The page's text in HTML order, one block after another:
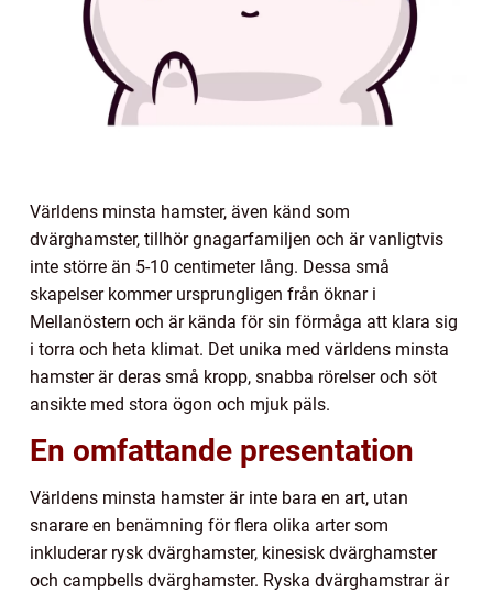
Världens minsta hamster, även känd som
dvärghamster, tillhör gnagarfamiljen och är vanligtvis
inte större än 5-10 centimeter lång. Dessa små
skapelser kommer ursprungligen från öknar i
Mellanöstern och är kända för sin förmåga att klara sig
i torra och heta klimat. Det unika med världens minsta
hamster är deras små kropp, snabba rörelser och söt
ansikte med stora ögon och mjuk päls.
En omfattande presentation
Världens minsta hamster är inte bara en art, utan
snarare en benämning för flera olika arter som
inkluderar rysk dvärghamster, kinesisk dvärghamster
och campbells dvärghamster. Ryska dvärghamstrar är